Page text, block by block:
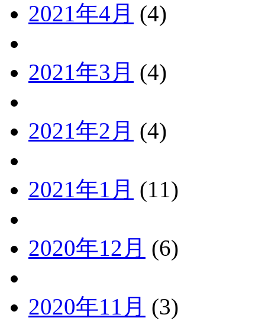
2021年4月 (4)
2021年3月 (4)
2021年2月 (4)
2021年1月 (11)
2020年12月 (6)
2020年11月 (3)